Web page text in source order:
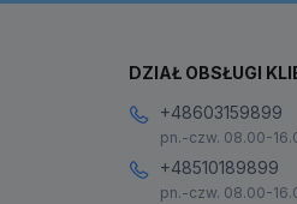
DZIAŁ OBSŁUGI
+48603159899
pn.-czw. 08.00-
+48510189899
pn.-czw. 08.00-